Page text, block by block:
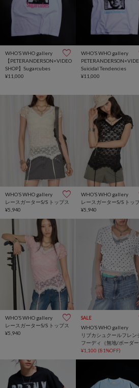
WHO’S WHO gallery
【PETERANDERSON×VIDEO
SHOP】Sugarcubes
¥11,000
WHO’S WHO gallery
Suicidal Tendencies
¥11,000
WHO’S WHO gallery
レースガーターS/S トップス
¥5,940
WHO’S WHO gallery
レースガーターS/S トッ
¥5,940
WHO’S WHO gallery
レースガーターS/S トップス
¥5,940
SALE
WHO’S WHO gallery
リブカシュクールフレン
フーディ（無地/ボーダー
ター）
¥1,100 (81%OFF)